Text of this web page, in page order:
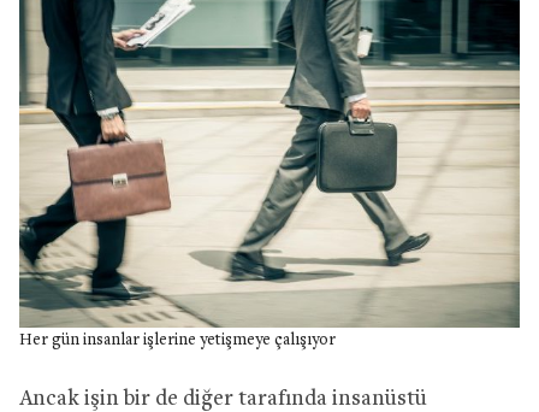
Her gün insanlar işlerine yetişmeye çalışıyor
Ancak işin bir de diğer tarafında insanüstü